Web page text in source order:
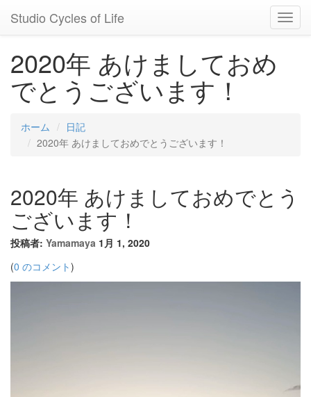
Studio Cycles of Life
2020年 あけましておめ
でとうございます！
ホーム
日記
2020年 あけましておめでとうございます！
2020年 あけましておめでとう
ございます！
投稿者: Yamamaya 1月 1, 2020
(0 のコメント)